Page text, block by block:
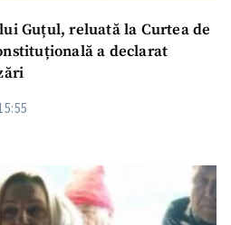
Guțul, reluată la Curtea de
a declarat